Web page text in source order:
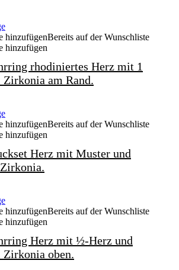
hinzufügenBereits auf der Wunschliste
hinzufügen
rhodiniertes Herz mit 1
am Rand.
hinzufügenBereits auf der Wunschliste
hinzufügen
Herz mit Muster und
hinzufügenBereits auf der Wunschliste
hinzufügen
Herz mit ½-Herz und
oben.